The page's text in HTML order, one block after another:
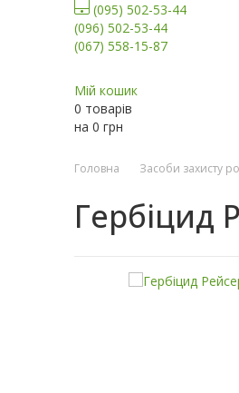
(095) 502-53-44
(096) 502-53-44
(067) 558-15-87
Мій кошик
0 товарів
на 0 грн
Головна Засоби захисту
Гербіцид